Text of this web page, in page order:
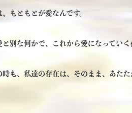
、もともとが愛なんです。
と別な何かで、これから愛になっていく
時も、私達の存在は、そのまま、あたた